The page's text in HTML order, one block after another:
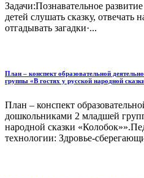
Задачи:Познавательное
детей слушать сказку,
отгадывать загадки·...
План – конспект образовательной
группы «В гостях у русской народной
План – конспект
дошкольниками 2 младшей
народной сказки
технологии: Здровье-